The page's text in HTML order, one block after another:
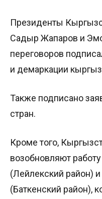
Президенты
Садыр Жапаров и
переговоров
и демаркации
Также подписано
стран.
Кроме того,
возобновляют
(Лейлекский район)
(Баткенский район),